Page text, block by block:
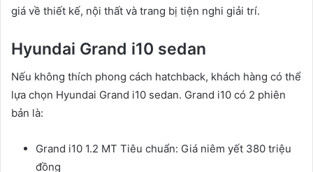
giá về thiết kế, nội thất và trang bị tiện nghi giải trí.
Hyundai Grand i10 sedan
Nếu không thích phong cách hatchback, khách hàng có thể
lựa chọn Hyundai Grand i10 sedan. Grand i10 có 2 phiên
bản là:
Grand i10 1.2 MT Tiêu chuẩn: Giá niêm yết 380 triệu
đồng